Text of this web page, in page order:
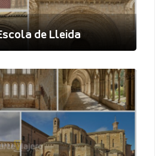
de Lleida